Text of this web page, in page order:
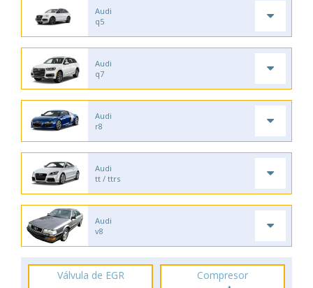
Audi
q5
Audi
q7
Audi
r8
Audi
tt / ttrs
Audi
v8
Válvula de EGR Compresor